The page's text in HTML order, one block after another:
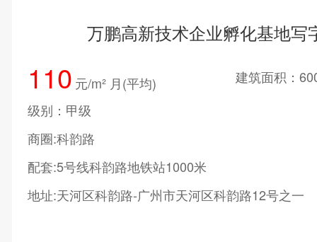
万鹏高新技术企业孵化基地写
110 元/m² 月(平均)
建筑面积：
级别：甲级
商圈:科韵路
配套:5号线科韵路地铁站1000米
地址:天河区科韵路-广州市天河区科韵路12号之一